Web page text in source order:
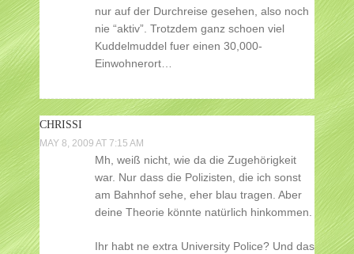
nur auf der Durchreise gesehen, also noch
nie “aktiv”. Trotzdem ganz schoen viel
Kuddelmuddel fuer einen 30,000-
Einwohnerort…
CHRISSI
MAY 8, 2009 AT 7:15 AM
Mh, weiß nicht, wie da die Zugehörigkeit
war. Nur dass die Polizisten, die ich sonst
am Bahnhof sehe, eher blau tragen. Aber
deine Theorie könnte natürlich hinkommen.
Ihr habt ne extra University Police? Und das